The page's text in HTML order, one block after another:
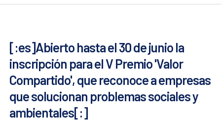
[:es]Abierto hasta el 30 de junio la
inscripción para el V Premio 'Valor
Compartido', que reconoce a empresas
que solucionan problemas sociales y
ambientales[:]